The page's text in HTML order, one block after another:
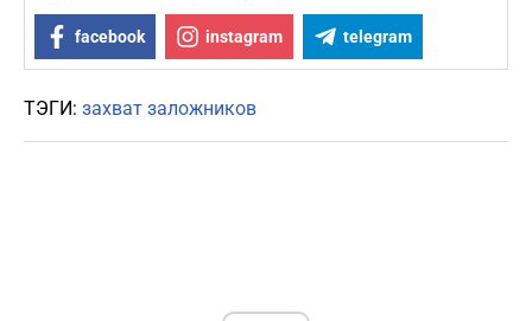
facebook instagram telegram
ТЭГИ: захват заложников